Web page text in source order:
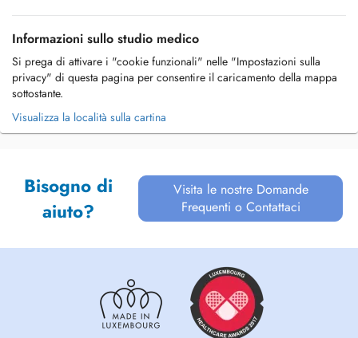
Informazioni sullo studio medico
Si prega di attivare i "cookie funzionali" nelle "Impostazioni sulla
privacy" di questa pagina per consentire il caricamento della mappa
sottostante.
Visualizza la località sulla cartina
Bisogno di
aiuto?
Visita le nostre Domande
Frequenti o Contattaci